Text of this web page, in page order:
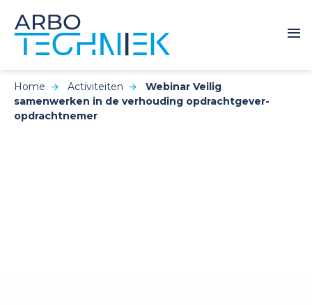
Home Activiteiten
Webinar Veilig
samenwerken in de verhouding opdrachtgever-
opdrachtnemer